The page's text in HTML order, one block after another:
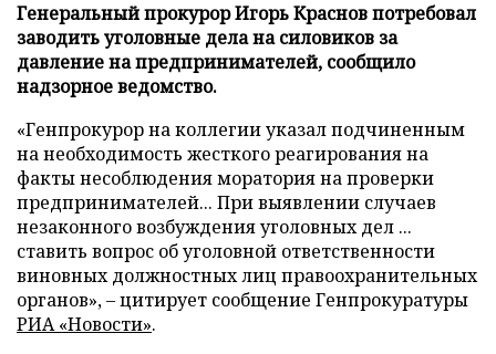
Генеральный прокурор Игорь Краснов потребовал
заводить уголовные дела на силовиков за
давление на предпринимателей, сообщило
надзорное ведомство.
«Генпрокурор на коллегии указал подчиненным
на необходимость жесткого реагирования на
факты несоблюдения моратория на проверки
предпринимателей... При выявлении случаев
незаконного возбуждения уголовных дел ...
ставить вопрос об уголовной ответственности
виновных должностных лиц правоохранительных
органов», – цитирует сообщение Генпрокуратуры
РИА «Новости».